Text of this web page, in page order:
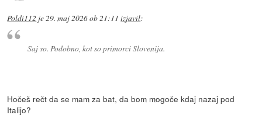
Poldi112 je 29. maj 2026 ob 21:11 izjavil:
Saj so. Podobno, kot so primorci Slovenija.
Hočeš rečt da se mam za bat, da bom mogoče kdaj nazaj pod
Italijo?